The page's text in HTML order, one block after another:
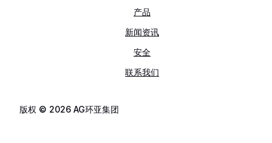
产品
新闻资讯
安全
联系我们
版权 © 2026 AG环亚集团